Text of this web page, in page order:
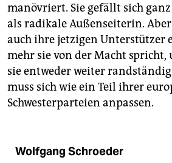
manövriert. Sie gefällt sich
als radikale Außenseiterin.
auch ihre jetzigen Unterstützer
mehr sie von der Macht spricht,
sie entweder weiter
muss sich wie ein Teil ihrer
Schwesterparteien anpassen.
Wolfgang Schroeder